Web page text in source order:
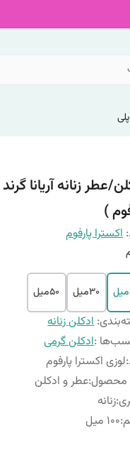
عطر زنانه آریانا
)
اکسترا پارفوم
۳۰میل ۵۰میل
:ادکلن زنانه
:ادکلن گرمی
:لوزی اکسترا پارفوم
محصول:عطر و ادکلن
:زنانه
:100 میل